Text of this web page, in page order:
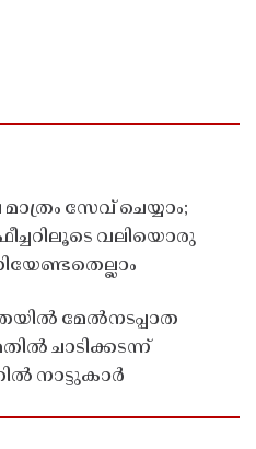
സേവ് ചെയ്യാം;
വലിയൊരു
മേൽനടപ്പാത
ചാടിക്കടന്ന്
നാട്ടുകാർ